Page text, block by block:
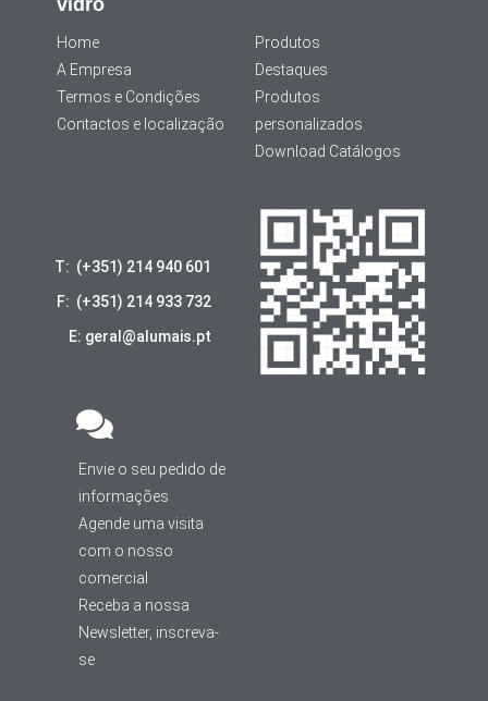
vidro
Home
A Empresa
Termos e Condições
Contactos e localização
Produtos
Destaques
Produtos
personalizados
Download Catálogos
T: (+351) 214 940 601
F: (+351) 214 933 732
E: geral@alumais.pt
Envie o seu pedido de
informações
Agende uma visita
com o nosso
comercial
Receba a nossa
Newsletter, inscreva-
se